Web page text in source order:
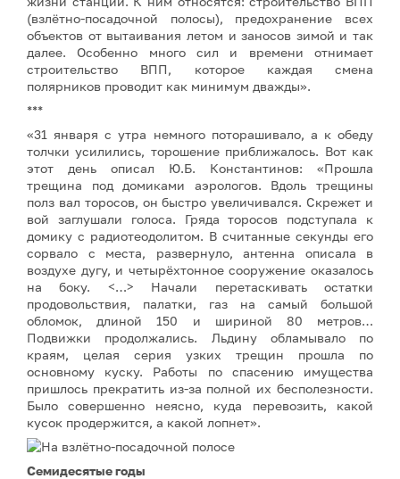
(взлётно-посадочной полосы), предохранение всех
объектов от вытаивания летом и заносов зимой и так
далее. Особенно много сил и времени отнимает
строительство ВПП, которое каждая смена
полярников проводит как минимум дважды».
***
«31 января с утра немного поторашивало, а к обеду
толчки усилились, торошение приближалось. Вот как
этот день описал Ю.Б. Константинов: «Прошла
трещина под домиками аэрологов. Вдоль трещины
полз вал торосов, он быстро увеличивался. Скрежет и
вой заглушали голоса. Гряда торосов подступала к
домику с радиотеодолитом. В считанные секунды его
сорвало с места, развернуло, антенна описала в
воздухе дугу, и четырёхтонное сооружение оказалось
на боку. <…> Начали перетаскивать остатки
продовольствия, палатки, газ на самый большой
обломок, длиной 150 и шириной 80 метров…
Подвижки продолжались. Льдину обламывало по
краям, целая серия узких трещин прошла по
основному куску. Работы по спасению имущества
пришлось прекратить из-за полной их бесполезности.
Было совершенно неясно, куда перевозить, какой
кусок продержится, а какой лопнет».
Семидесятые годы